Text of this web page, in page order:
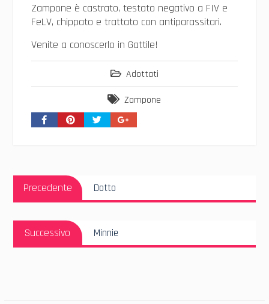
Zampone è castrato, testato negativo a FIV e
FeLV, chippato e trattato con antiparassitari.
Venite a conoscerlo in Gattile!
Adottati
Zampone
Navigazione
articoli
Precedente
Precedente:
Dotto
Successivo
Successivo:
Minnie